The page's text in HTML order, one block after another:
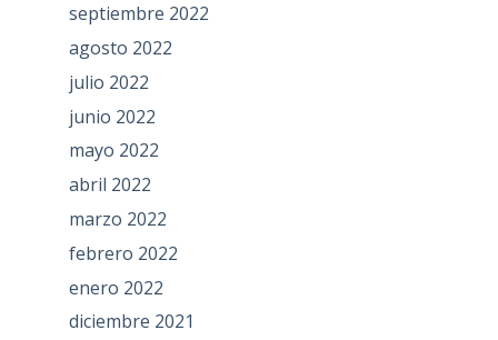
septiembre 2022
agosto 2022
julio 2022
junio 2022
mayo 2022
abril 2022
marzo 2022
febrero 2022
enero 2022
diciembre 2021